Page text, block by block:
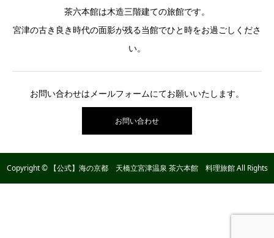
茶六本館は木造三階建ての旅館です。
宮津の古き良き時代の面影が残る当館でひと時をお過ごしくださ
い。
お問い合わせはメールフォームにてお願いいたします。
お問い合わせ
Copyright © 【公式】海の京都 天橋立宮津温泉 茶六本館 料理旅館 All Rights